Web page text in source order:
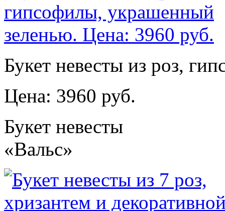
Букет невесты из роз,
Цена: 3960 руб.
Букет невесты
«Вальс»